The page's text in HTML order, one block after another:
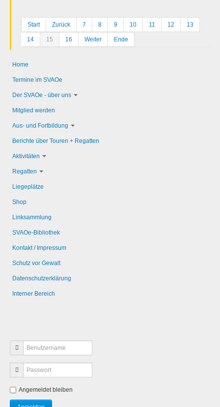
Start Zurück 7 8 9 10 11 12 13
14 15 16 Weiter Ende
Home
Termine im SVAOe
Der SVAOe - über uns
Mitglied werden
Aus- und Fortbildung
Berichte über Touren + Regatten
Aktivitäten
Regatten
Liegeplätze
Shop
Linksammlung
SVAOe-Bibliothek
Kontakt / Impressum
Schutz vor Gewalt
Datenschutzerklärung
Interner Bereich
Angemeldet bleiben